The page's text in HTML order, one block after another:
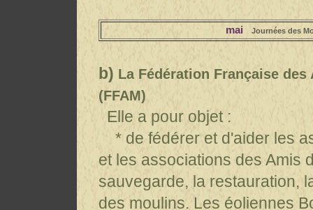
mai Journées des
b) La Fédération Française
(FFAM)
Elle a pour objet :
* de fédérer et d'aider les
et les associations des Amis
sauvegarde, la restauration,
des moulins. Les éoliennes